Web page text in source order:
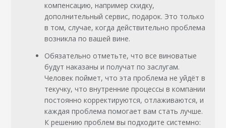
компенсацию, например скидку,
дополнительный сервис, подарок. Это только
в том, случае, когда действительно проблема
возникла по вашей вине.
Обязательно отметьте, что все виноватые
будут наказаны и получат по заслугам.
Человек поймет, что эта проблема не уйдёт в
текучку, что внутренние процессы в компании
постоянно корректируются, отлаживаются, и
каждая проблема помогает вам стать лучше.
К решению проблем вы подходите системно: